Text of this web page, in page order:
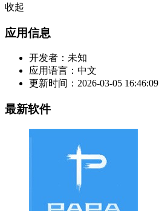
收起
应用信息
开发者： 未知
应用语言： 中文
更新时间： 2026-03-05 16:46:09
最新软件